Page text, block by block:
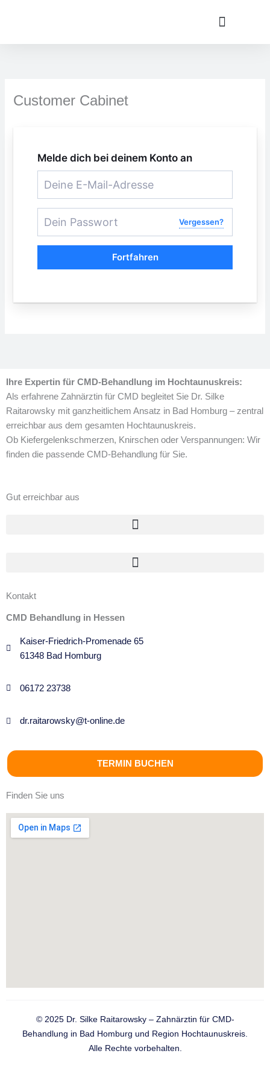
Customer Cabinet
Melde dich bei deinem Konto an
Vergessen?
Fortfahren
Ihre Expertin für CMD-Behandlung im Hochtaunuskreis:
Als erfahrene Zahnärztin für CMD begleitet Sie Dr. Silke
Raitarowsky mit ganzheitlichem Ansatz in Bad Homburg – zentral
erreichbar aus dem gesamten Hochtaunuskreis.
Ob Kiefergelenkschmerzen, Knirschen oder Verspannungen: Wir
finden die passende CMD-Behandlung für Sie.
Gut erreichbar aus
Kontakt
CMD Behandlung in Hessen
Kaiser-Friedrich-Promenade 65
61348 Bad Homburg
06172 23738
dr.raitarowsky@t-online.de
TERMIN BUCHEN
Finden Sie uns
© 2025 Dr. Silke Raitarowsky – Zahnärztin für CMD-
Behandlung in Bad Homburg und Region Hochtaunuskreis.
Alle Rechte vorbehalten.